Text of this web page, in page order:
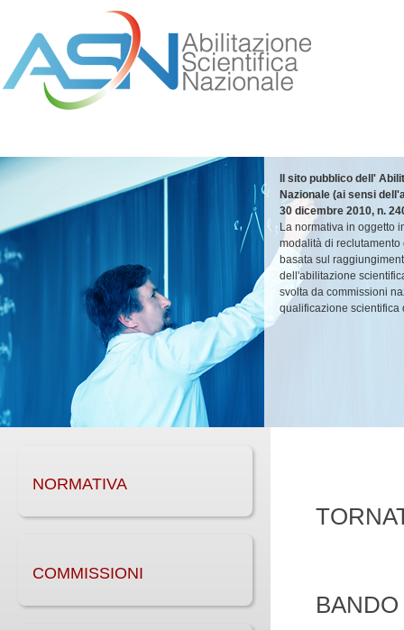
Il sito pubblico dell'
Nazionale (ai sensi
30 dicembre 2010, n.
La normativa in oggetto
modalità di
basata sul
dell'abilitazione
svolta da commissioni
qualificazione scientifica
NORMATIVA
COMMISSIONI